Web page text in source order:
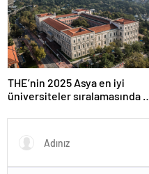
THE’nin 2025 Asya en iyi
üniversiteler sıralamasında 4
girdi